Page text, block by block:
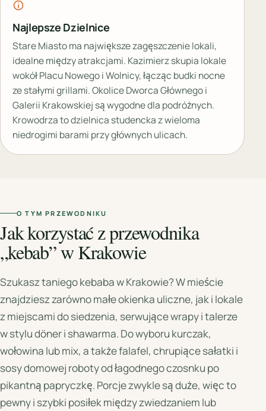
Najlepsze Dzielnice
Stare Miasto ma największe zagęszczenie lokali,
idealne między atrakcjami. Kazimierz skupia lokale
wokół Placu Nowego i Wolnicy, łącząc budki nocne
ze stałymi grillami. Okolice Dworca Głównego i
Galerii Krakowskiej są wygodne dla podróżnych.
Krowodrza to dzielnica studencka z wieloma
niedrogimi barami przy głównych ulicach.
O TYM PRZEWODNIKU
Jak korzystać z przewodnika
„kebab” w Krakowie
Szukasz taniego kebaba w Krakowie? W mieście
znajdziesz zarówno małe okienka uliczne, jak i lokale
z miejscami do siedzenia, serwujące wrapy i talerze
w stylu döner i shawarma. Do wyboru kurczak,
wołowina lub mix, a także falafel, chrupiące sałatki i
sosy domowej roboty od łagodnego czosnku po
pikantną papryczkę. Porcje zwykle są duże, więc to
pewny i szybki posiłek między zwiedzaniem lub